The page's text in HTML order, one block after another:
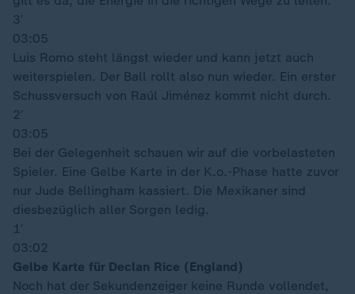
3′
03:05
Luis Romo steht längst wieder und kann jetzt auch
weiterspielen. Der Ball rollt also nun wieder. Ein erster
Schussversuch von Raúl Jiménez kommt nicht durch.
2′
03:05
Bei der Gelegenheit schauen wir auf die vorbelasteten
Spieler. Eine Gelbe Karte in der K.o.-Phase hatte zuvor
nur Jude Bellingham kassiert. Die Mexikaner sind
diesbezüglich aller Sorgen ledig.
1′
03:02
Gelbe Karte für Declan Rice (England)
Noch hat der Sekundenzeiger keine Runde vollendet,